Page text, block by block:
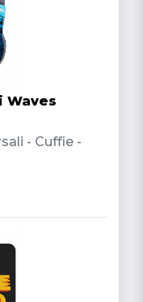
Waves
- Cuffie -